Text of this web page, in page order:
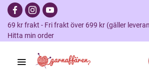
69 kr frakt - Fri frakt över 699 kr (gäller
Hitta min order